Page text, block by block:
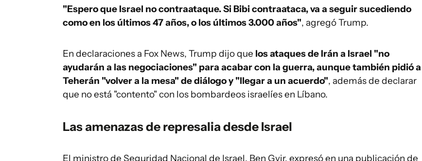
"Espero que Israel no contraataque. Si Bibi contraataca, va a seguir sucediendo
como en los últimos 47 años, o los últimos 3.000 años", agregó Trump.
En declaraciones a Fox News, Trump dijo que los ataques de Irán a Israel "no
ayudarán a las negociaciones" para acabar con la guerra, aunque también pidió a
Teherán "volver a la mesa" de diálogo y "llegar a un acuerdo", además de declarar
que no está "contento" con los bombardeos israelíes en Líbano.
Las amenazas de represalia desde Israel
El ministro de Seguridad Nacional de Israel, Ben Gvir, expresó en una publicación de